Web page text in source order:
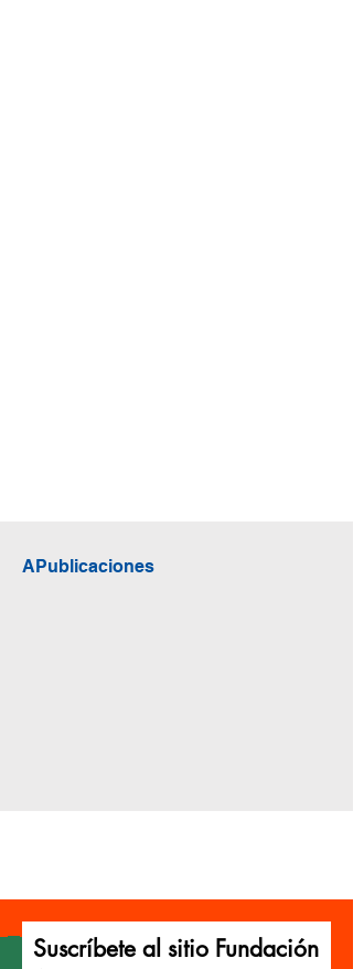
APublicaciones
Suscríbete al sitio Fundación